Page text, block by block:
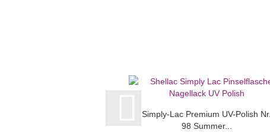
Simply-Lac Premium UV-Polish Nr.
98 Summer...